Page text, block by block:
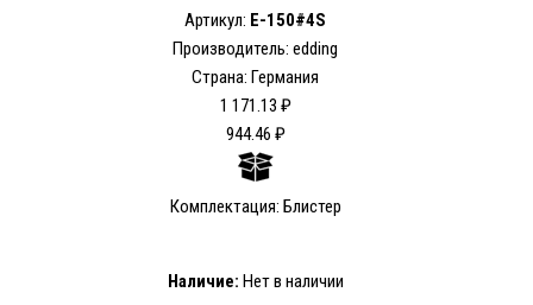
Артикул: E-150#4S
Производитель: edding
Страна: Германия
1 171.13 ₽
944.46 ₽
Комплектация: Блистер
Наличие: Нет в наличии